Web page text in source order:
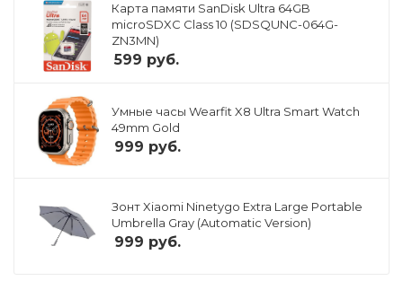
Карта памяти SanDisk Ultra 64GB
microSDXC Class 10 (SDSQUNC-064G-
ZN3MN)
599 руб.
Умные часы Wearfit X8 Ultra Smart Watch
49mm Gold
999 руб.
Зонт Xiaomi Ninetygo Extra Large Portable
Umbrella Gray (Automatic Version)
999 руб.